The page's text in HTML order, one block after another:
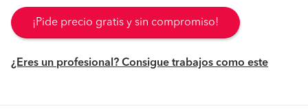
¡Pide precio gratis y sin compromiso!
¿Eres un profesional? Consigue trabajos como este